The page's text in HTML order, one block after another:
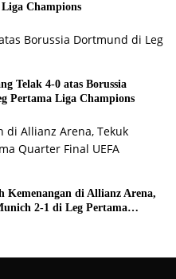
Champions
Telak 4-0 atas Borussia
Pertama Liga Champions
Kemenangan di Allianz Arena,
2-1 di Leg Pertama